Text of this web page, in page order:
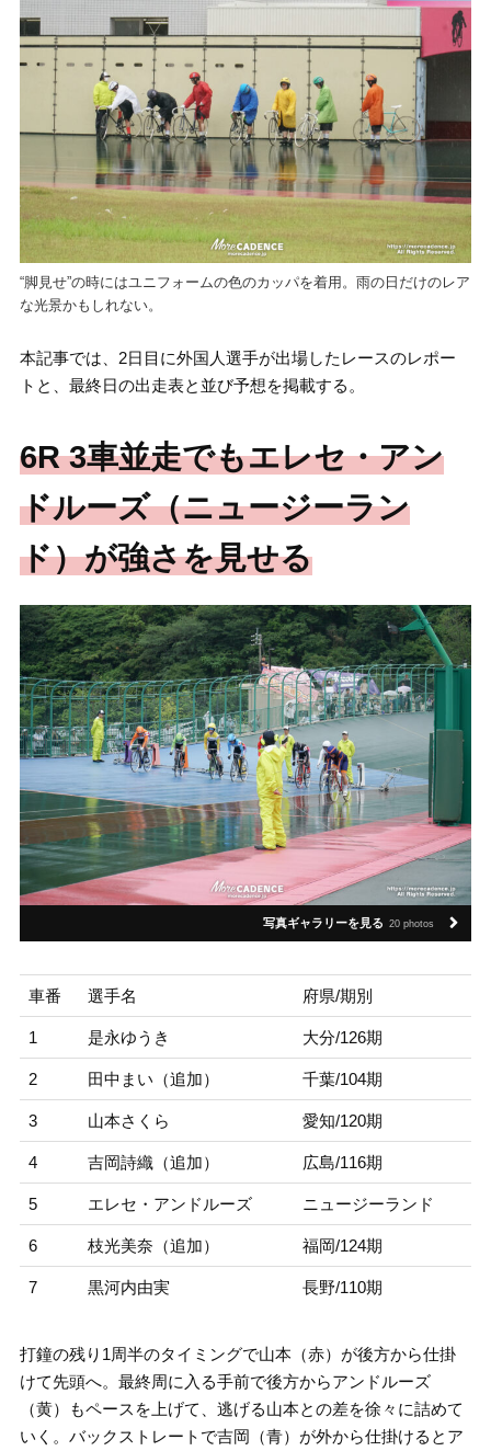
“脚見せ”の時にはユニフォームの色のカッパを着用。雨の日だけのレア
な光景かもしれない。
本記事では、2日目に外国人選手が出場したレースのレポー
トと、最終日の出走表と並び予想を掲載する。
6R 3車並走でもエレセ・アン
ドルーズ（ニュージーラン
ド）が強さを見せる
写真ギャラリーを見る 20 photos
車番 選手名 府県/期別
1 是永ゆうき 大分/126期
2 田中まい（追加） 千葉/104期
3 山本さくら 愛知/120期
4 吉岡詩織（追加） 広島/116期
5 エレセ・アンドルーズ ニュージーランド
6 枝光美奈（追加） 福岡/124期
7 黒河内由実 長野/110期
打鐘の残り1周半のタイミングで山本（赤）が後方から仕掛
けて先頭へ。最終周に入る手前で後方からアンドルーズ
（黄）もペースを上げて、逃げる山本との差を徐々に詰めて
いく。バックストレートで吉岡（青）が外から仕掛けるとア